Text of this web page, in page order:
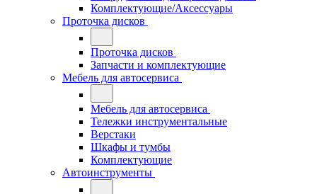
Комплектующие/Аксессуары
Проточка дисков
Проточка дисков
Запчасти и комплектующие
Мебель для автосервиса
Мебель для автосервиса
Тележки инструментальные
Верстаки
Шкафы и тумбы
Комплектующие
Автоинструменты